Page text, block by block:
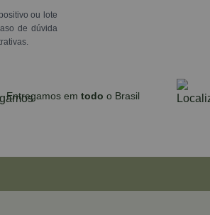
ou lote
de dúvida
Entregamos em todo o Brasil